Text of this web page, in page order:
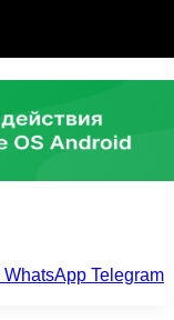
WhatsApp Telegram